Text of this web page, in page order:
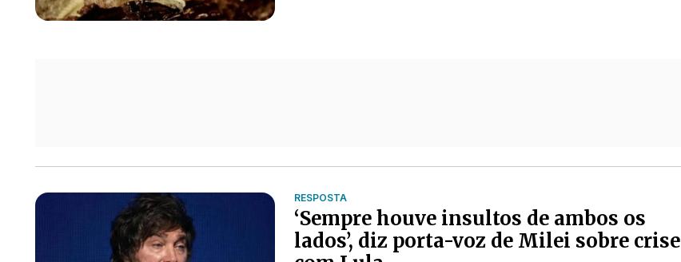
RESPOSTA
‘Sempre houve insultos de ambos os
lados’, diz porta-voz de Milei sobre crise